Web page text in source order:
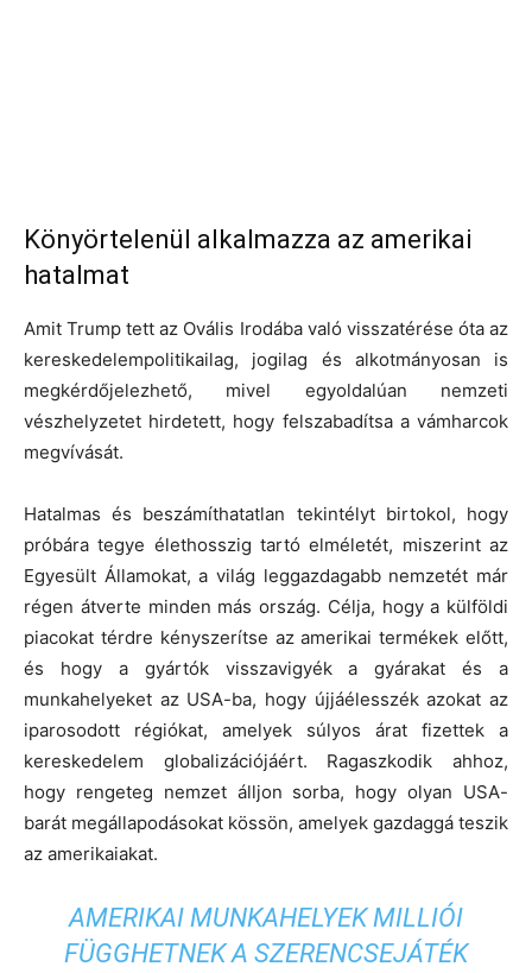
Könyörtelenül alkalmazza az amerikai
hatalmat
Amit Trump tett az Ovális Irodába való visszatérése óta az
kereskedelempolitikailag, jogilag és alkotmányosan is
megkérdőjelezhető, mivel egyoldalúan nemzeti
vészhelyzetet hirdetett, hogy felszabadítsa a vámharcok
megvívását.
Hatalmas és beszámíthatatlan tekintélyt birtokol, hogy
próbára tegye élethosszig tartó elméletét, miszerint az
Egyesült Államokat, a világ leggazdagabb nemzetét már
régen átverte minden más ország. Célja, hogy a külföldi
piacokat térdre kényszerítse az amerikai termékek előtt,
és hogy a gyártók visszavigyék a gyárakat és a
munkahelyeket az USA-ba, hogy újjáélesszék azokat az
iparosodott régiókat, amelyek súlyos árat fizettek a
kereskedelem globalizációjáért. Ragaszkodik ahhoz,
hogy rengeteg nemzet álljon sorba, hogy olyan USA-
barát megállapodásokat kössön, amelyek gazdaggá teszik
az amerikaiakat.
AMERIKAI MUNKAHELYEK MILLIÓI
FÜGGHETNEK A SZERENCSEJÁTÉK